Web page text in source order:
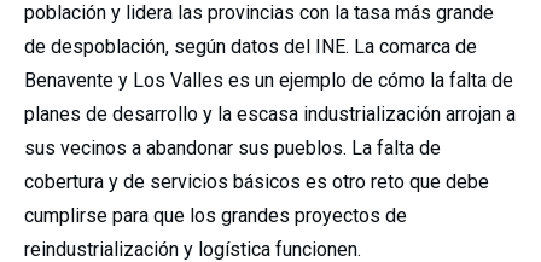
población y lidera las provincias con la tasa más grande
de despoblación, según datos del INE. La comarca de
Benavente y Los Valles es un ejemplo de cómo la falta de
planes de desarrollo y la escasa industrialización arrojan a
sus vecinos a abandonar sus pueblos. La falta de
cobertura y de servicios básicos es otro reto que debe
cumplirse para que los grandes proyectos de
reindustrialización y logística funcionen.